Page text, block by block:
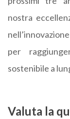
nostra
per
sostenibile a
Valuta la